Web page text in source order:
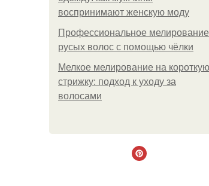
воспринимают женскую моду
Профессиональное мелирование
русых волос с помощью чёлки
Мелкое мелирование на короткую
стрижку: подход к уходу за
волосами